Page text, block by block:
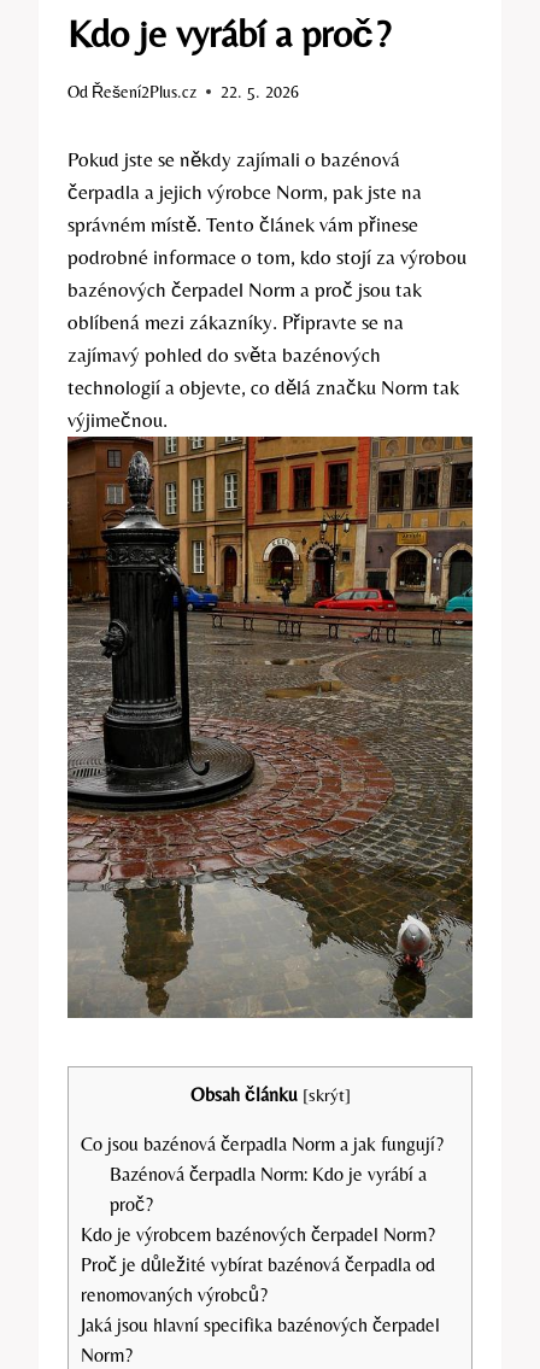
Kdo je vyrábí a proč?
Od Řešení2Plus.cz 22. 5. 2026
Pokud jste se někdy zajímali o bazénová
čerpadla a jejich výrobce Norm, pak jste na
správném místě. Tento článek vám přinese
podrobné informace o tom, kdo stojí za výrobou
bazénových čerpadel Norm a proč jsou tak
oblíbená mezi zákazníky. Připravte se na
zajímavý pohled do světa bazénových
technologií a objevte, co dělá značku Norm tak
výjimečnou.
Obsah článku [skrýt]
Co jsou bazénová čerpadla Norm a jak fungují?
Bazénová čerpadla Norm: Kdo je vyrábí a
proč?
Kdo je výrobcem bazénových čerpadel Norm?
Proč je důležité vybírat bazénová čerpadla od
renomovaných výrobců?
Jaká jsou hlavní specifika bazénových čerpadel
Norm?